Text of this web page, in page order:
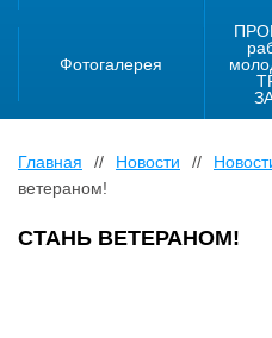
Фотогалерея
Главная // Новости //
ветераном!
СТАНЬ ВЕТЕРАНОМ!